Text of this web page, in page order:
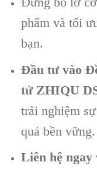
phẩm và tối
bạn.
Đầu tư vào
tử ZHIQU
trải nghiệm
quả bền vững.
Liên hệ ngay